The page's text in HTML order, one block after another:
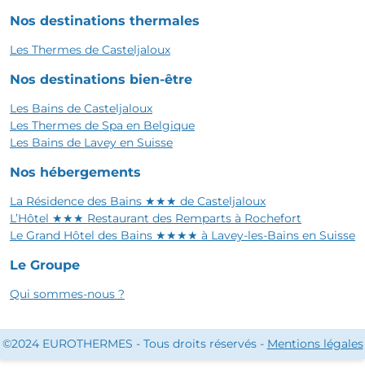
Nos destinations thermales
Les Thermes de Casteljaloux
Nos destinations bien-être
Les Bains de Casteljaloux
Les Thermes de Spa en Belgique
Les Bains de Lavey en Suisse
Nos hébergements
La Résidence des Bains ★★★ de Casteljaloux
L’Hôtel ★★★ Restaurant des Remparts à Rochefort
Le Grand Hôtel des Bains ★★★★ à Lavey-les-Bains en Suisse
Le Groupe
Qui sommes-nous ?
©2024 EUROTHERMES - Tous droits réservés - Mentions légales